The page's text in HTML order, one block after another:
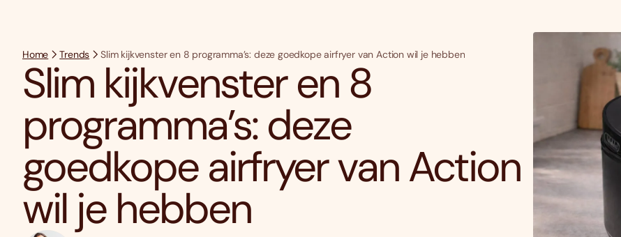
Home Trends Slim kijkvenster en 8 programma’s: deze goedkope airfryer van Action wil je hebben
Slim kijkvenster en 8
programma’s: deze
goedkope airfryer van Action
wil je hebben